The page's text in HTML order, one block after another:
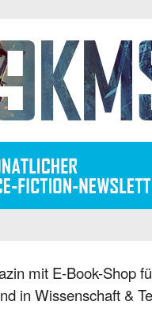
mit E-Book-Shop
in Wissenschaft &